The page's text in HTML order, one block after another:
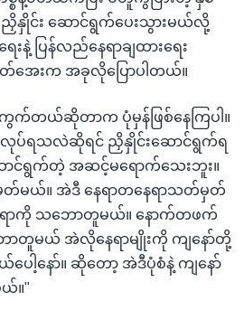
ညှိနှိုင်း ဆောင်ရွက်ပေးသွားမယ်လို့
ပြန်လည်နေရာချထားရေး
ြတ်အေးက အခုလိုပြောပါတယ်။
တယ်ဆိုတာက ပုံမှန်ဖြစ်နေကြပါ။
ပ်ရသလဲဆိုရင် ညှိနှိုင်းဆောင်ရွက်ရ
ာင်ရွက်တဲ့ အဆင့်မရောက်သေးဘူး။
တ်မယ်။ အဲဒီ နေရာတနေရာသတ်မှတ်
ာကို သဘောတူမယ်။ နောက်တဖက်
တူမယ် အဲလိုနေရာမျိုးကို ကျနော်တို့
ါ့နော်။ ဆိုတော့ အဲဒီပုံစံနဲ့ ကျနော်
။"